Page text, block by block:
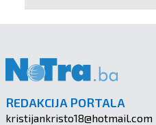
REDAKCIJA PORTALA
kristijankristo18@hotmail.com